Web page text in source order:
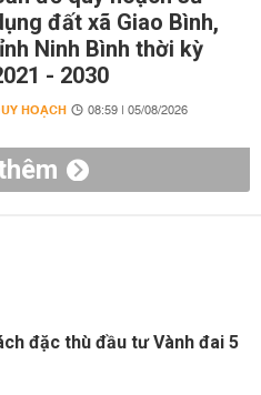
đất xã Giao Bình,
Ninh Bình thời kỳ
- 2030
HOẠCH 08:59 | 05/08/2026
đặc thù đầu tư Vành đai 5